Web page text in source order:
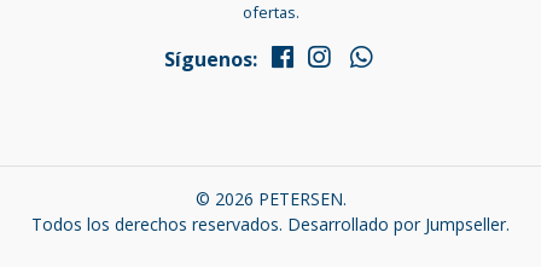
ofertas.
Síguenos:
© 2026 PETERSEN.
Todos los derechos reservados. Desarrollado por Jumpseller.